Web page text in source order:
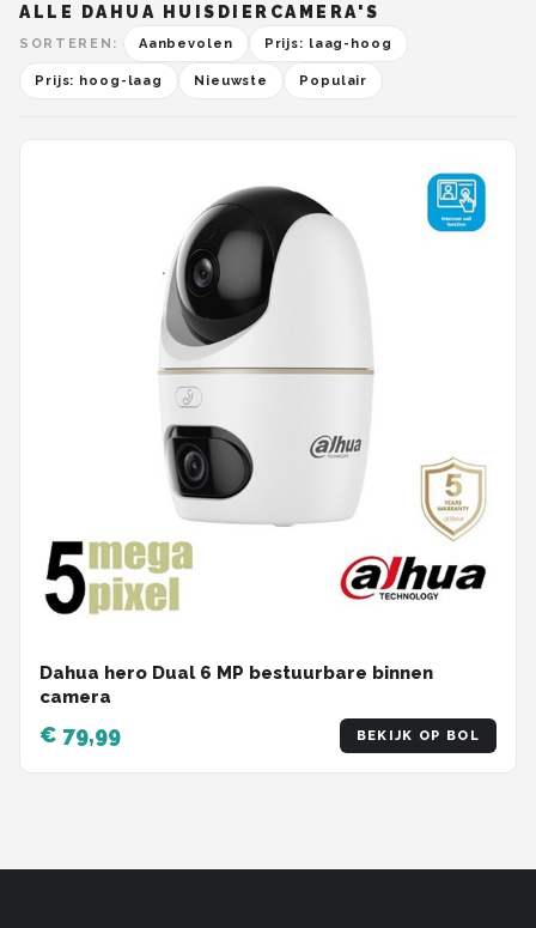
ALLE DAHUA HUISDIERCAMERA'S
SORTEREN: Aanbevolen Prijs: laag-hoog
Prijs: hoog-laag Nieuwste Populair
Dahua hero Dual 6 MP bestuurbare binnen
camera
€ 79,99 BEKIJK OP BOL